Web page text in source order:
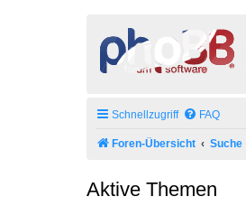
Schnellzugriff FAQ
Foren-Übersicht Suche
Aktive Themen